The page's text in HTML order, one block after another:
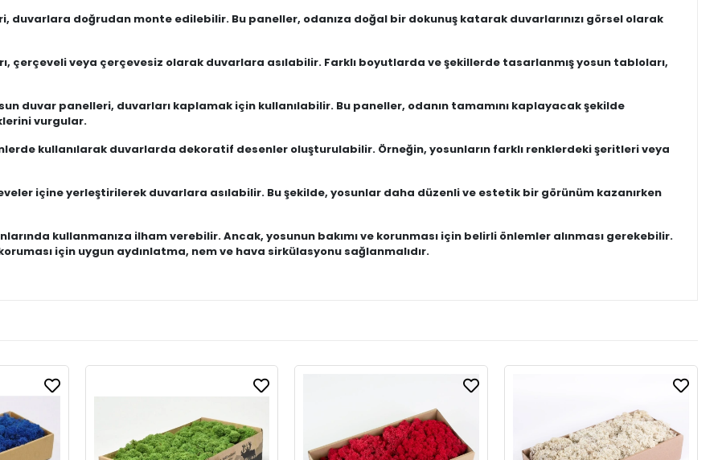
duvarlara doğrudan monte edilebilir. Bu paneller, odanıza doğal bir dokunuş katarak duvarlarınızı görsel olarak
çerçeveli veya çerçevesiz olarak duvarlara asılabilir. Farklı boyutlarda ve şekillerde tasarlanmış yosun tabloları,
duvar panelleri, duvarları kaplamak için kullanılabilir. Bu paneller, odanın tamamını kaplayacak şekilde
vurgular.
kullanılarak duvarlarda dekoratif desenler oluşturulabilir. Örneğin, yosunların farklı renklerdeki şeritleri veya
içine yerleştirilerek duvarlara asılabilir. Bu şekilde, yosunlar daha düzenli ve estetik bir görünüm kazanırken
kullanmanıza ilham verebilir. Ancak, yosunun bakımı ve korunması için belirli önlemler alınması gerekebilir.
için uygun aydınlatma, nem ve hava sirkülasyonu sağlanmalıdır.